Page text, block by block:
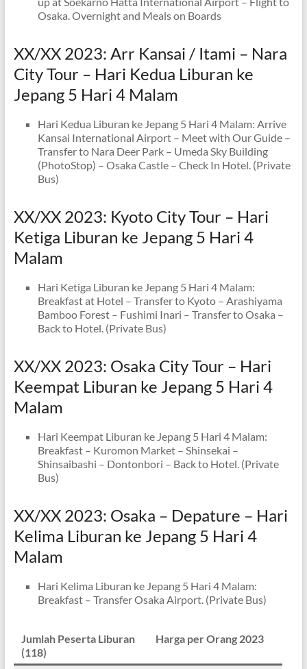
Osaka. Overnight and Meals on Boards
XX/XX 2023: Arr Kansai / Itami – Nara
City Tour – Hari Kedua Liburan ke
Jepang 5 Hari 4 Malam
Hari Kedua Liburan ke Jepang 5 Hari 4 Malam: Arrive
Kansai International Airport – Meet with Our Guide –
Transfer to Nara Deer Park – Umeda Sky Building
(PhotoStop) – Osaka Castle – Check In Hotel. (Private
Bus)
XX/XX 2023: Kyoto City Tour – Hari
Ketiga Liburan ke Jepang 5 Hari 4
Malam
Hari Ketiga Liburan ke Jepang 5 Hari 4 Malam:
Breakfast at Hotel – Transfer to Kyoto – Arashiyama
Bamboo Forest – Fushimi Inari – Transfer to Osaka –
Back to Hotel. (Private Bus)
XX/XX 2023: Osaka City Tour – Hari
Keempat Liburan ke Jepang 5 Hari 4
Malam
Hari Keempat Liburan ke Jepang 5 Hari 4 Malam:
Breakfast – Kuromon Market – Shinsekai –
Shinsaibashi – Dontonbori – Back to Hotel. (Private
Bus)
XX/XX 2023: Osaka – Depature – Hari
Kelima Liburan ke Jepang 5 Hari 4
Malam
Hari Kelima Liburan ke Jepang 5 Hari 4 Malam:
Breakfast – Transfer Osaka Airport. (Private Bus)
Jumlah Peserta Liburan
(118)
Harga per Orang 2023